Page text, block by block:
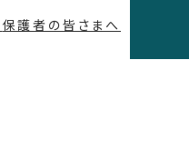
保護者の皆さまへ